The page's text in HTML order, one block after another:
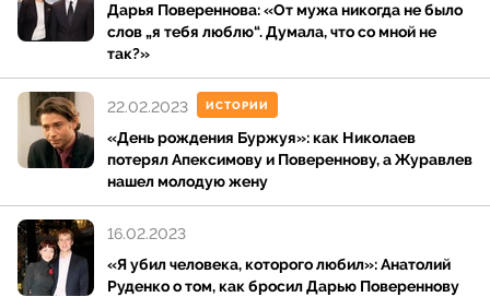
Дарья Повереннова: «От мужа никогда не было
слов „я тебя люблю“. Думала, что со мной не
так?»
ИСТОРИИ
«День рождения Буржуя»: как Николаев
потерял Апексимову и Повереннову, а Журавлев
нашел молодую жену
22.02.2023
«Я убил человека, которого любил»: Анатолий
Руденко о том, как бросил Дарью Повереннову
16.02.2023